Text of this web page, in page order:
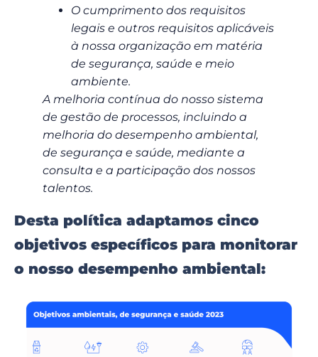
O cumprimento dos requisitos
legais e outros requisitos aplicáveis
à nossa organização em matéria
de segurança, saúde e meio
ambiente.
A melhoria contínua do nosso sistema
de gestão de processos, incluindo a
melhoria do desempenho ambiental,
de segurança e saúde, mediante a
consulta e a participação dos nossos
talentos.
Desta política adaptamos cinco
objetivos específicos para monitorar
o nosso desempenho ambiental: